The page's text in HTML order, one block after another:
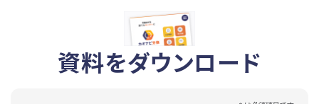
資料をダウンロード